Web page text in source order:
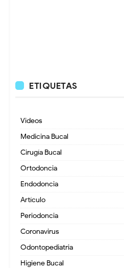
ETIQUETAS
Videos
Medicina Bucal
Cirugía Bucal
Ortodoncia
Endodoncia
Artículo
Periodoncia
Coronavirus
Odontopediatria
Higiene Bucal